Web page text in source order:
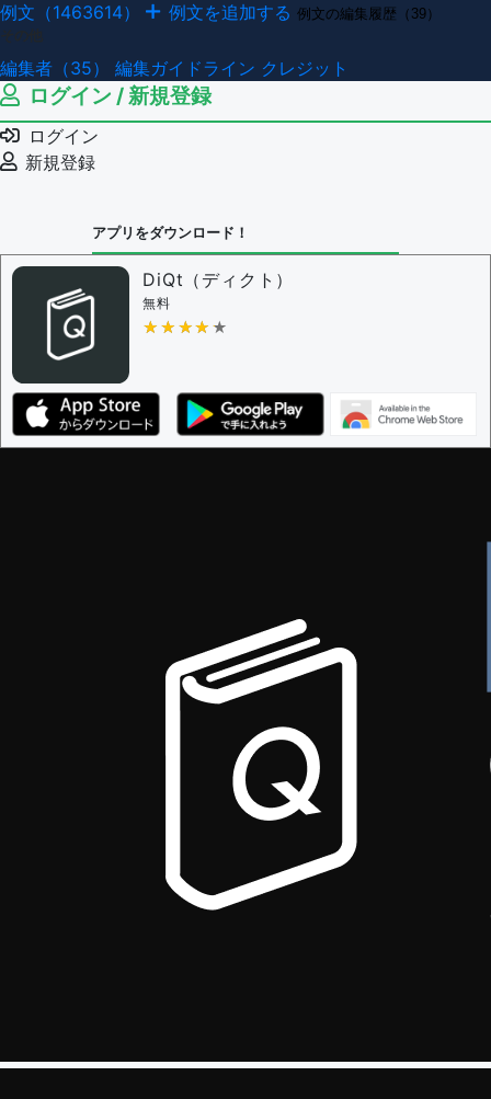
例文（1463614） 例文を追加する 例文の編集履歴（39）
編集者（35） 編集ガイドライン クレジット
ログイン / 新規登録
ログイン
新規登録
アプリをダウンロード！
DiQt（ディクト）
無料
★★★★★
★★★★★